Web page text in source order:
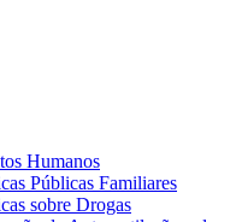
Humanos
Públicas Familiares
sobre Drogas